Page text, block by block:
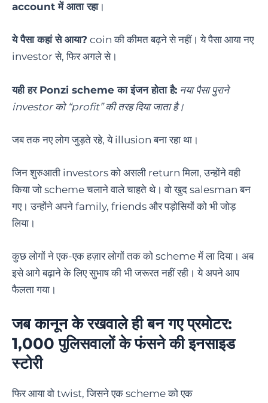
account में आता रहा।
ये पैसा कहां से आया? coin की कीमत बढ़ने से नहीं।ये पैसा आया नए
investor से, फिर अगले से।
यही हर Ponzi scheme का इंजन होता है: नया पैसा पुराने
investor को “profit” की तरह दिया जाता है।
जब तक नए लोग जुड़ते रहे, ये illusion बना रहा था।
जिन शुरुआती investors को असली return मिला, उन्होंने वही
किया जो scheme चलाने वाले चाहते थे। वो खुद salesman बन
गए। उन्होंने अपने family, friends और पड़ोसियों को भी जोड़
लिया।
कुछ लोगों ने एक-एक हज़ार लोगों तक को scheme में ला दिया। अब
इसे आगे बढ़ाने के लिए सुभाष की भी जरूरत नहीं रही। ये अपने आप
फैलता गया।
जब कानून के रखवाले ही बन गए प्रमोटर:
1,000 पुलिसवालों के फंसने की इनसाइड
स्टोरी
फिर आया वो twist, जिसने एक scheme को एक